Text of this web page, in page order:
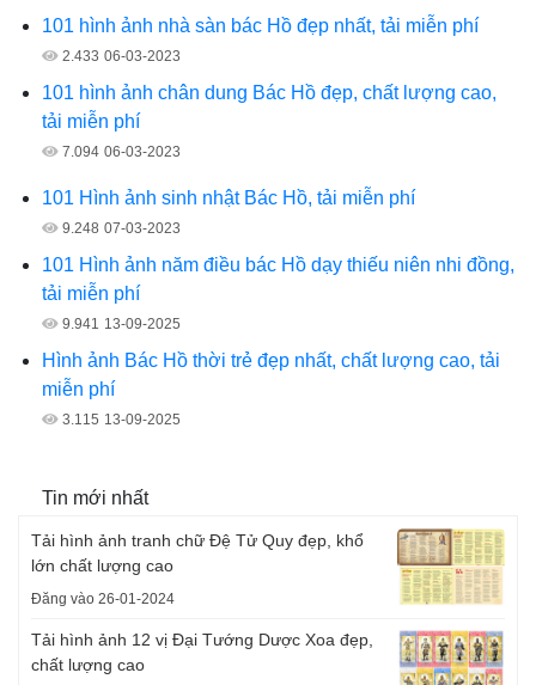
101 hình ảnh nhà sàn bác Hồ đẹp nhất, tải miễn phí
2.433 06-03-2023
101 hình ảnh chân dung Bác Hồ đẹp, chất lượng cao,
tải miễn phí
7.094 06-03-2023
101 Hình ảnh sinh nhật Bác Hồ, tải miễn phí
9.248 07-03-2023
101 Hình ảnh năm điều bác Hồ dạy thiếu niên nhi đồng,
tải miễn phí
9.941 13-09-2025
Hình ảnh Bác Hồ thời trẻ đẹp nhất, chất lượng cao, tải
miễn phí
3.115 13-09-2025
Tin mới nhất
Tải hình ảnh tranh chữ Đệ Tử Quy đẹp, khổ
lớn chất lượng cao
Đăng vào 26-01-2024
Tải hình ảnh 12 vị Đại Tướng Dược Xoa đẹp,
chất lượng cao